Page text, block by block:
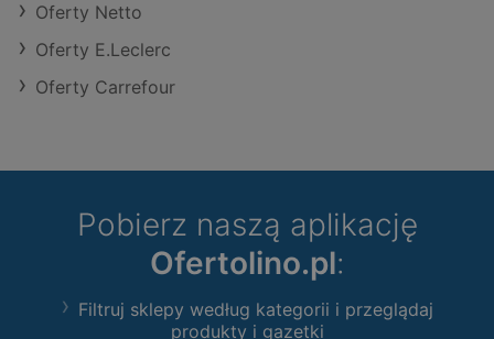
Oferty Netto
Oferty E.Leclerc
Oferty Carrefour
Pobierz naszą aplikację
Ofertolino.pl:
Filtruj sklepy według kategorii i przeglądaj
produkty i gazetki